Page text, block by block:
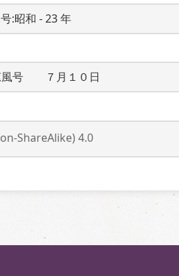
:昭和 - 23 年
号　　７月１０日
ShareAlike) 4.0